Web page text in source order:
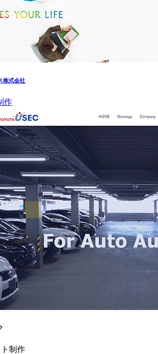
株式会社
作
制作